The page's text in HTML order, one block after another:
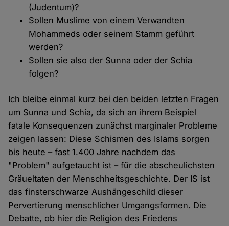
(Judentum)?
Sollen Muslime von einem Verwandten
Mohammeds oder seinem Stamm geführt
werden?
Sollen sie also der Sunna oder der Schia
folgen?
Ich bleibe einmal kurz bei den beiden letzten Fragen
um Sunna und Schia, da sich an ihrem Beispiel
fatale Konsequenzen zunächst marginaler Probleme
zeigen lassen: Diese Schismen des Islams sorgen
bis heute – fast 1.400 Jahre nachdem das
"Problem" aufgetaucht ist – für die abscheulichsten
Gräueltaten der Menschheitsgeschichte. Der IS ist
das finsterschwarze Aushängeschild dieser
Pervertierung menschlicher Umgangsformen. Die
Debatte, ob hier die Religion des Friedens